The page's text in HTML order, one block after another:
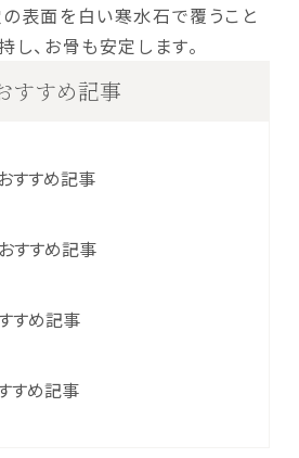
表面を白い寒水石で覆うこと
し、お骨も安定します。
すすめ記事
すすめ記事
すすめ記事
すめ記事
すめ記事